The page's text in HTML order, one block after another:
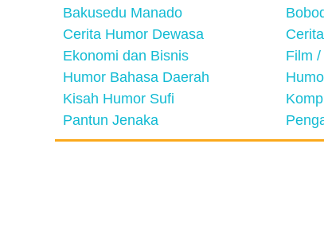
Bakusedu Manado
Cerita Humor Dewasa
Ekonomi dan Bisnis
Film
Humor Bahasa Daerah
Kisah Humor Sufi
Pantun Jenaka